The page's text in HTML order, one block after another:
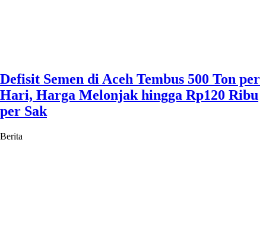
Defisit Semen di Aceh Tembus 500 Ton per
Hari, Harga Melonjak hingga Rp120 Ribu
per Sak
Berita